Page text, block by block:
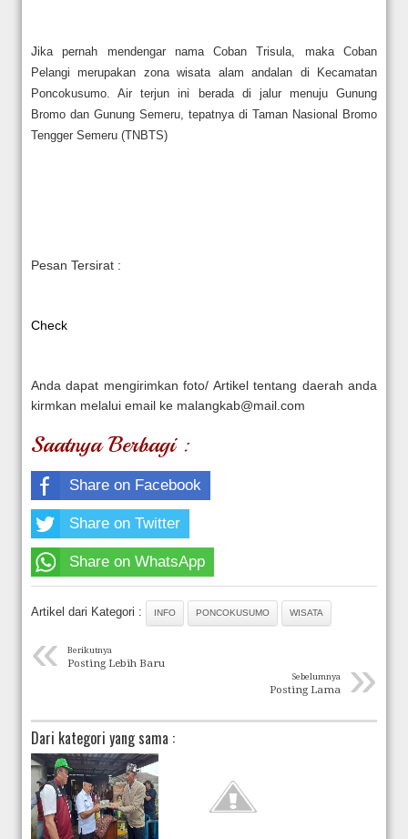
Jika pernah mendengar namaCoban Trisula , maka Coban
Pelangi merupakan zona wisata alam andalan di Kecamatan
Poncokusumo. Air terjun ini berada di jalur menuju Gunung
Bromo dan Gunung Semeru, tepatnya di Taman Nasional Bromo
Tengger Semeru (TNBTS)
Pesan Tersirat :
Check
Anda dapat mengirimkan foto/ Artikel tentang daerah anda
kirmkan melalui email ke malangkab@mail.com
Saatnya Berbagi :
Share on Facebook
Share on Twitter
Share on WhatsApp
Artikel dari Kategori : INFO PONCOKUSUMO WISATA
« Berikutnya
Posting Lebih Baru »
Sebelumnya
Posting Lama
Dari kategori yang sama :